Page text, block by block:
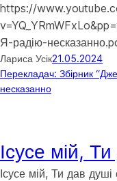
https://
Я-радію-
Лариса Усік21.05.2024
Перекладач: Збірник
несказанно
Ісусе мій,
Ісусе мій, Ти дав